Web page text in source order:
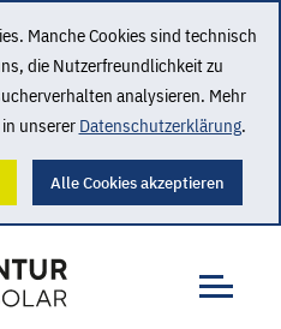
Manche Cookies sind technisch
die Nutzerfreundlichkeit zu
analysieren. Mehr
unserer Datenschutzerklärung.
Alle Cookies akzeptieren